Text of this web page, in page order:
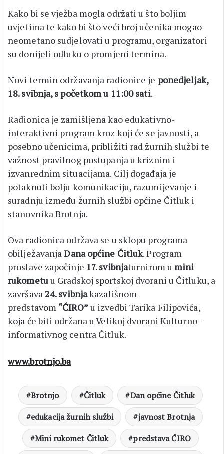
Kako bi se vježba mogla održati u što boljim
uvjetima te kako bi što veći broj učenika mogao
neometano sudjelovati u programu, organizatori
su donijeli odluku o promjeni termina.
Novi termin održavanja radionice je ponedjeljak,
18. svibnja, s početkom u 11:00 sati.
Radionica je zamišljena kao edukativno-
interaktivni program kroz koji će se javnosti, a
posebno učenicima, približiti rad žurnih službi te
važnost pravilnog postupanja u kriznim i
izvanrednim situacijama. Cilj događaja je
potaknuti bolju komunikaciju, razumijevanje i
suradnju između žurnih službi općine Čitluk i
stanovnika Brotnja.
Ova radionica održava se u sklopu programa
obilježavanjaDana općine Čitluk. Program
proslave započinje 17. svibnjaturnirom umini
rukometuu Gradskoj sportskoj dvorani u Čitluku, a
završava24. svibnjakazališnom
predstavom “ĆIRO”u izvedbi Tarika Filipovića,
koja će biti održana u Velikoj dvorani Kulturno-
informativnog centra Čitluk.
www.brotnjo.ba
Brotnjo Čitluk
Dan općine Čitluk
edukacija žurnih službi
javnost Brotnja
Mini rukomet Čitluk
predstava ĆIRO